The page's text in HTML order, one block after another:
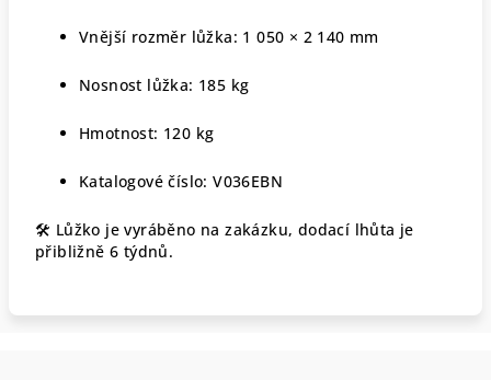
Vnější rozměr lůžka: 1 050 × 2 140 mm
Nosnost lůžka: 185 kg
Hmotnost: 120 kg
Katalogové číslo: V036EBN
🛠 Lůžko je vyráběno na zakázku, dodací lhůta je
přibližně 6 týdnů.